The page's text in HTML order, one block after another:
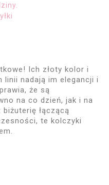
Ich złoty kolor i
linii nadają im elegancji i
że są
na co dzień, jak i na
łączącą
te kolczyki